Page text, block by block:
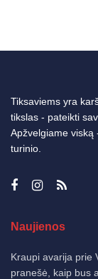
Tiksaviems yra
tikslas - pateikti
Apžvelgiame viską
turinio.
Naujienos
Kraupi avarija prie
pranešė, kaip bus